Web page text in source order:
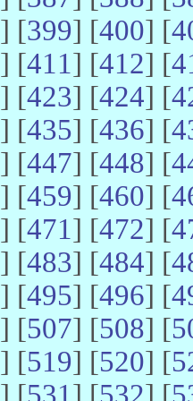
] [399] [400] [
] [411] [412] [
] [423] [424] [
] [435] [436] [
] [447] [448] [
] [459] [460] [
] [471] [472] [
] [483] [484] [
] [495] [496] [
] [507] [508] [
] [519] [520] [
] [531] [532] [